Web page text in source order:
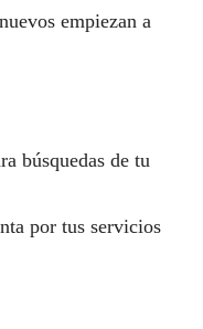
empiezan a
búsquedas de tu
por tus servicios